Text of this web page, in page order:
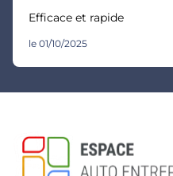
Efficace et rapide
le 01/10/2025